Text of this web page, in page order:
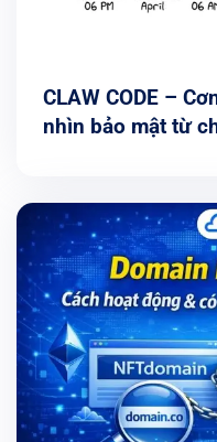
CLAW CODE –
nhìn bảo mật từ